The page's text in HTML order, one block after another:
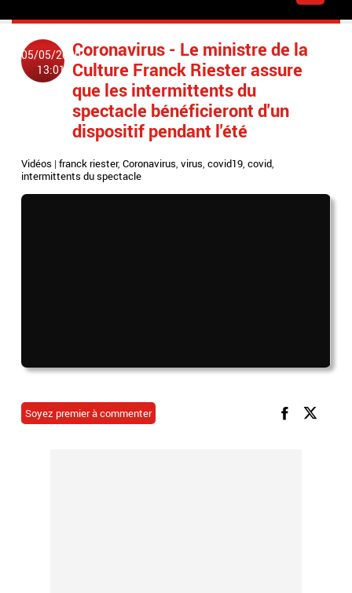
05/05/2020
13:01
Coronavirus - Le ministre de la
Culture Franck Riester assure
que les intermittents du
spectacle bénéficieront d'un
dispositif pendant l'été
Vidéos |franck riester,Coronavirus,virus,covid19,covid,
intermittents du spectacle
Soyez premier à commenter